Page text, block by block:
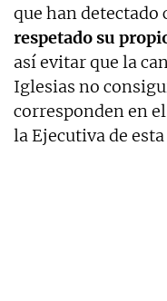
que han detectado
respetado su
así evitar que la
Iglesias no
corresponden en
la Ejecutiva de